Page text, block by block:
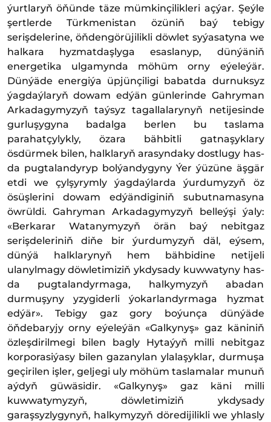
ýurtlaryň öňünde täze mümkinçilikleri açýar. Şeýle
şertlerde Türkmenistan özüniň baý tebigy
serişdelerine, öňdengörüjilikli döwlet syýasatyna we
halkara hyzmatdaşlyga esaslanyp, dünýäniň
energetika ulgamynda möhüm orny eýeleýär.
Dünýäde energiýa üpjünçiligi babatda durnuksyz
ýagdaýlaryň dowam edýän günlerinde Gahryman
Arkadagymyzyň taýsyz tagallalarynyň netijesinde
gurluşygyna badalga berlen bu taslama
parahatçylykly, özara bähbitli gatnaşyklary
ösdürmek bilen, halklaryň arasyndaky dostlugy has-
da pugtalandyryp bolýandygyny Ýer ýüzüne äşgär
etdi we çylşyrymly ýagdaýlarda ýurdumyzyň öz
ösüşlerini dowam edýändiginiň subutnamasyna
öwrüldi. Gahryman Arkadagymyzyň belleýşi ýaly:
«Berkarar Watanymyzyň örän baý nebitgaz
serişdeleriniň diňe bir ýurdumyzyň däl, eýsem,
dünýä halklarynyň hem bähbidine netijeli
ulanylmagy döwletimiziň ykdysady kuwwatyny has-
da pugtalandyrmaga, halkymyzyň abadan
durmuşyny yzygiderli ýokarlandyrmaga hyzmat
edýär». Tebigy gaz gory boýunça dünýäde
öňdebaryjy orny eýeleýän «Galkynyş» gaz käniniň
özleşdirilmegi bilen bagly Hytaýyň milli nebitgaz
korporasiýasy bilen gazanylan ylalaşyklar, durmuşa
geçirilen işler, geljegi uly möhüm taslamalar munuň
aýdyň güwäsidir. «Galkynyş» gaz käni milli
kuwwatymyzyň, döwletimiziň ykdysady
garaşsyzlygynyň, halkymyzyň döredijilikli we yhlasly